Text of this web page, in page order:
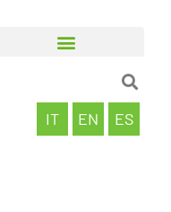
IT EN ES